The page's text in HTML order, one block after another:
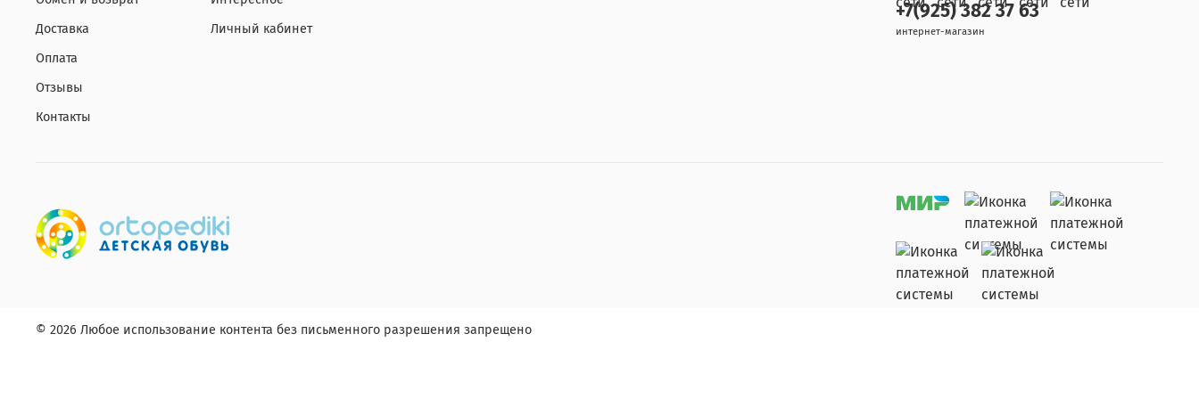
Доставка
Оплата
Отзывы
Контакты
Личный кабинет
+7(925) 382 37 63
интернет-магазин
© 2026 Любое использование контента без письменного разрешения запрещено